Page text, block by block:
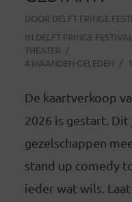
DOOR DELFT FRINGE
IN DELFT FRINGE FESTIVAL
THEATER
4 MAANDEN GELEDEN
De kaartverkoop
2026 is gestart.
gezelschappen
stand up comedy
ieder wat wils.